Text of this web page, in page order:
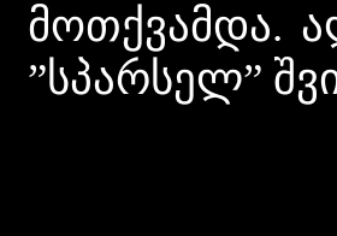
მოთქვამდა.
”სპარსელ”